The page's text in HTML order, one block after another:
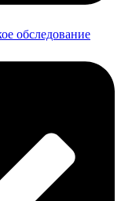
обследование